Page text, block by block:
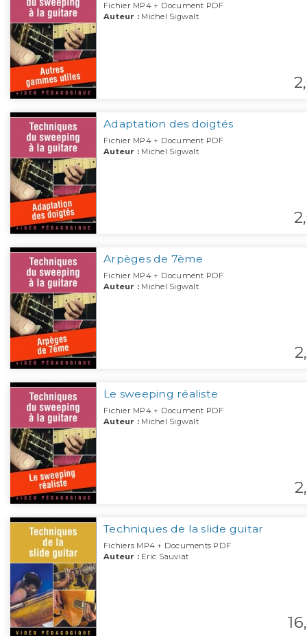
Fichier MP4 + Document PDF
Auteur : Michel Sigwalt
2,
Adaptation des doigtés
Fichier MP4 + Document PDF
Auteur : Michel Sigwalt
2,
Arpèges de 7ème
Fichier MP4 + Document PDF
Auteur : Michel Sigwalt
2,
Le sweeping réaliste
Fichier MP4 + Document PDF
Auteur : Michel Sigwalt
2,
Techniques de la slide guitar
Fichiers MP4 + Documents PDF
Auteur : Eric Sauviat
16,